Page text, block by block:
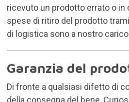
ricevuto un prodotto errato o in
spese di ritiro del prodotto
di logistica sono a nostro
Garanzia del
Di fronte a qualsiasi difetto di
della consegna del bene,